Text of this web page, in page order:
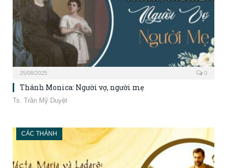
25/08/2025 0
Thánh Monica: Người vợ, người mẹ
Ts. Trần Mỹ Duyệt
CÁC THÁNH